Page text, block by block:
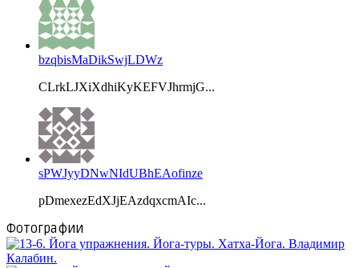
bzqbisMaDikSwjLDWz
CLrkLJXiXdhiKyKEFVJhrmjG...
sPWJyyDNwNIdUBhEAofinze
pDmexezEdXJjEAzdqxcmAIc...
Фотографии